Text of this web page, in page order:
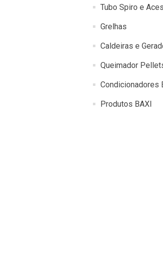
Tubo Spiro e
Grelhas
Caldeiras e
Queimador
Condicionadores
Produtos BAXI